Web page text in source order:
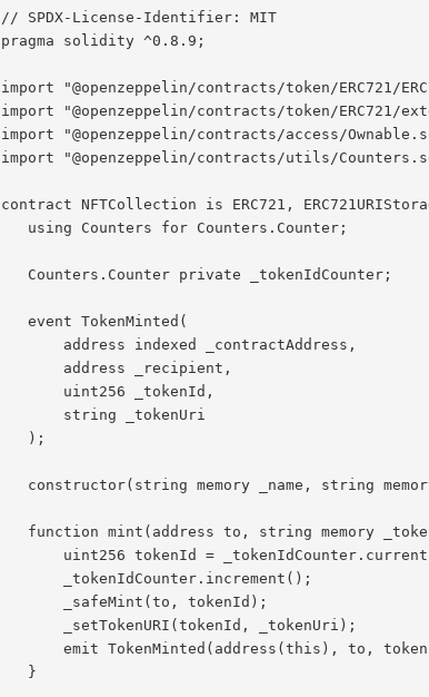
// SPDX-License-Identifier: MIT
pragma solidity ^0.8.9;
import "@openzeppelin/contracts/token/ERC721/
import "@openzeppelin/contracts/token/ERC721/
import "@openzeppelin/contracts/access/
import "@openzeppelin/contracts/utils/
contract NFTCollection is ERC721,
   using Counters for Counters.Counter;
   Counters.Counter private _tokenIdCounter;
   event TokenMinted(
       address indexed _contractAddress,
       address _recipient,
       uint256 _tokenId,
       string _tokenUri
   );
constructor(string memory _name, string
function mint(address to, string memory
uint256 tokenId =
       _tokenIdCounter.increment();
       _safeMint(to, tokenId);
       _setTokenURI(tokenId, _tokenUri);
emit TokenMinted(address(this), to,
   }